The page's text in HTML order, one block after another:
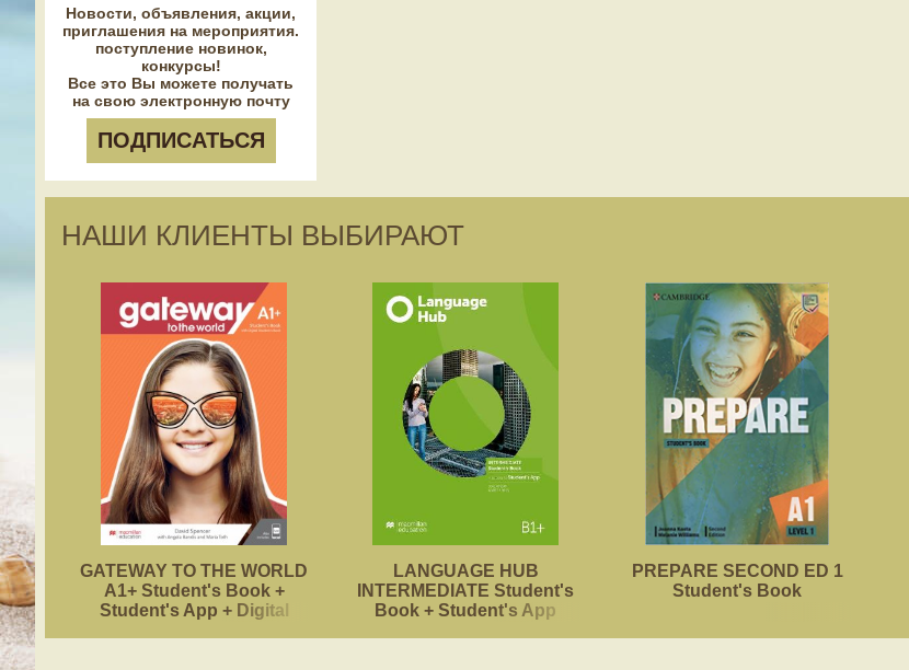
Новости, объявления, акции,
приглашения на мероприятия.
поступление новинок,
конкурсы!
Все это Вы можете получать
на свою электронную почту
ПОДПИСАТЬСЯ
НАШИ КЛИЕНТЫ ВЫБИРАЮТ
GATEWAY TO THE WORLD
A1+ Student's Book +
Student's App + Digital
LANGUAGE HUB
INTERMEDIATE Student's
Book + Student's App
PREPARE SECOND ED 1
Student's Book